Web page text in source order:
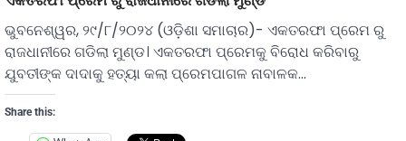
ଭୁବନେଶ୍ୱର, ୨୯/୮/୨୦୨୪ (ଓଡ଼ିଶା ସମାଚାର)- ଏକତରଫା ପ୍ରେମ ରୁ
ରାଜଧାନୀରେ ଗଡିଲା ମୁଣ୍ଡ। ଏକତରଫା ପ୍ରେମକୁ ବିରୋଧ କରିବାରୁ
ଯୁବତୀଙ୍କ ଦାଦାକୁ ହତ୍ୟା କଲା ପ୍ରେମପାଗଳ ନାବାଳକ…
Share this: